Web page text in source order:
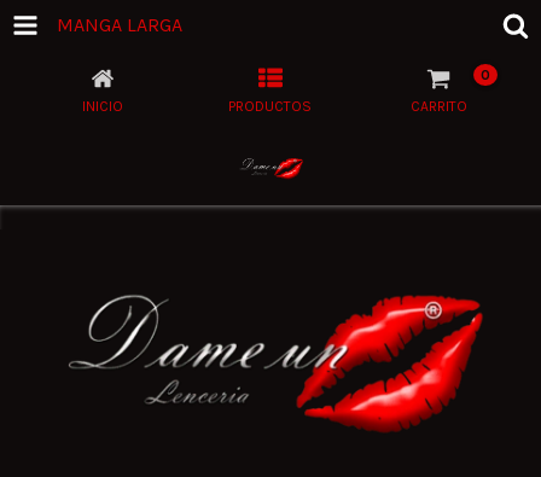
MANGA LARGA
INICIO PRODUCTOS CARRITO
0